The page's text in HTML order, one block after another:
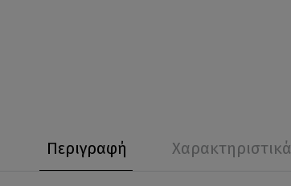
Περιγραφή Χαρακτηριστικά